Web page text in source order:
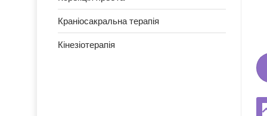
КРИЖОВОГО Детальніше
Краніосакральна терапія
Кінезіотерапія